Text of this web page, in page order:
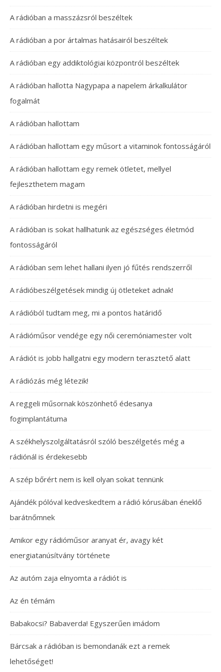
A rádióban a masszázsról beszéltek
A rádióban a por ártalmas hatásairól beszéltek
A rádióban egy addiktológiai központról beszéltek
A rádióban hallotta Nagypapa a napelem árkalkulátor
fogalmát
A rádióban hallottam
A rádióban hallottam egy műsort a vitaminok fontosságáról
A rádióban hallottam egy remek ötletet, mellyel
fejleszthetem magam
A rádióban hirdetni is megéri
A rádióban is sokat hallhatunk az egészséges életmód
fontosságáról
A rádióban sem lehet hallani ilyen jó fűtés rendszerről
A rádióbeszélgetések mindig új ötleteket adnak!
A rádióból tudtam meg, mi a pontos határidő
A rádióműsor vendége egy női ceremóniamester volt
A rádiót is jobb hallgatni egy modern terasztető alatt
A rádiózás még létezik!
A reggeli műsornak köszönhető édesanya
fogimplantátuma
A székhelyszolgáltatásról szóló beszélgetés még a
rádiónál is érdekesebb
A szép bőrért nem is kell olyan sokat tennünk
Ajándék pólóval kedveskedtem a rádió kórusában éneklő
barátnőmnek
Amikor egy rádióműsor aranyat ér, avagy két
energiatanúsítvány története
Az autóm zaja elnyomta a rádiót is
Az én témám
Babakocsi? Babaverda! Egyszerűen imádom
Bárcsak a rádióban is bemondanák ezt a remek
lehetőséget!